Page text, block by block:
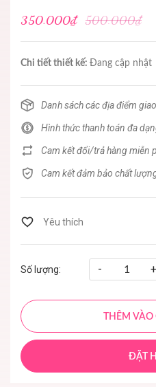
350.000₫ 500.000₫
Chi tiết thiết kế: Đang cập nhật
Danh sách các địa điểm
Hình thức thanh toán đa
Cam kết đổi/trả hàng miễn
Cam kết đảm bảo chất
Số lượng: - +
THÊM
ĐẶT